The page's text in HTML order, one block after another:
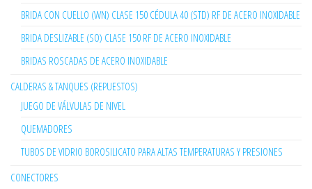
BRIDA CON CUELLO (WN) CLASE 150 CÉDULA 40 (STD) RF DE ACERO INOXIDABLE
BRIDA DESLIZABLE (SO) CLASE 150 RF DE ACERO INOXIDABLE
BRIDAS ROSCADAS DE ACERO INOXIDABLE
CALDERAS & TANQUES (REPUESTOS)
JUEGO DE VÁLVULAS DE NIVEL
QUEMADORES
TUBOS DE VIDRIO BOROSILICATO PARA ALTAS TEMPERATURAS Y PRESIONES
CONECTORES